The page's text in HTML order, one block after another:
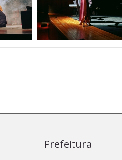
Prefeitura